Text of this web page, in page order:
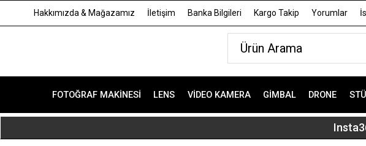
Hakkımızda & Mağazamız İletişim Banka Bilgileri Kargo Takip Yorumlar
FOTOĞRAF MAKINESI LENS VIDEO KAMERA GIMBAL DRONE